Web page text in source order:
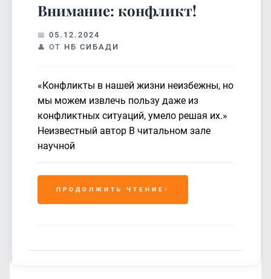
Внимание: конфликт!
05.12.2024
ОТ НБ СИБАДИ
«Конфликты в нашей жизни неизбежны, но
мы можем извлечь пользу даже из
конфликтных ситуаций, умело решая их.»
Неизвестный автор В читальном зале
научной
ПРОДОЛЖИТЬ ЧТЕНИЕ